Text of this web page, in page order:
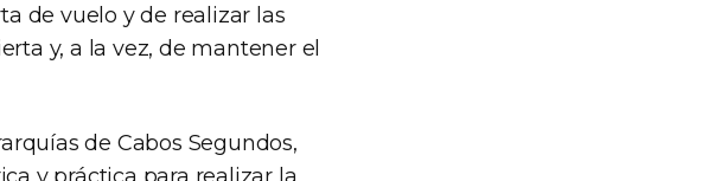
de vuelo y de realizar las
y, a la vez, de mantener el
de Cabos Segundos,
y práctica para realizar la